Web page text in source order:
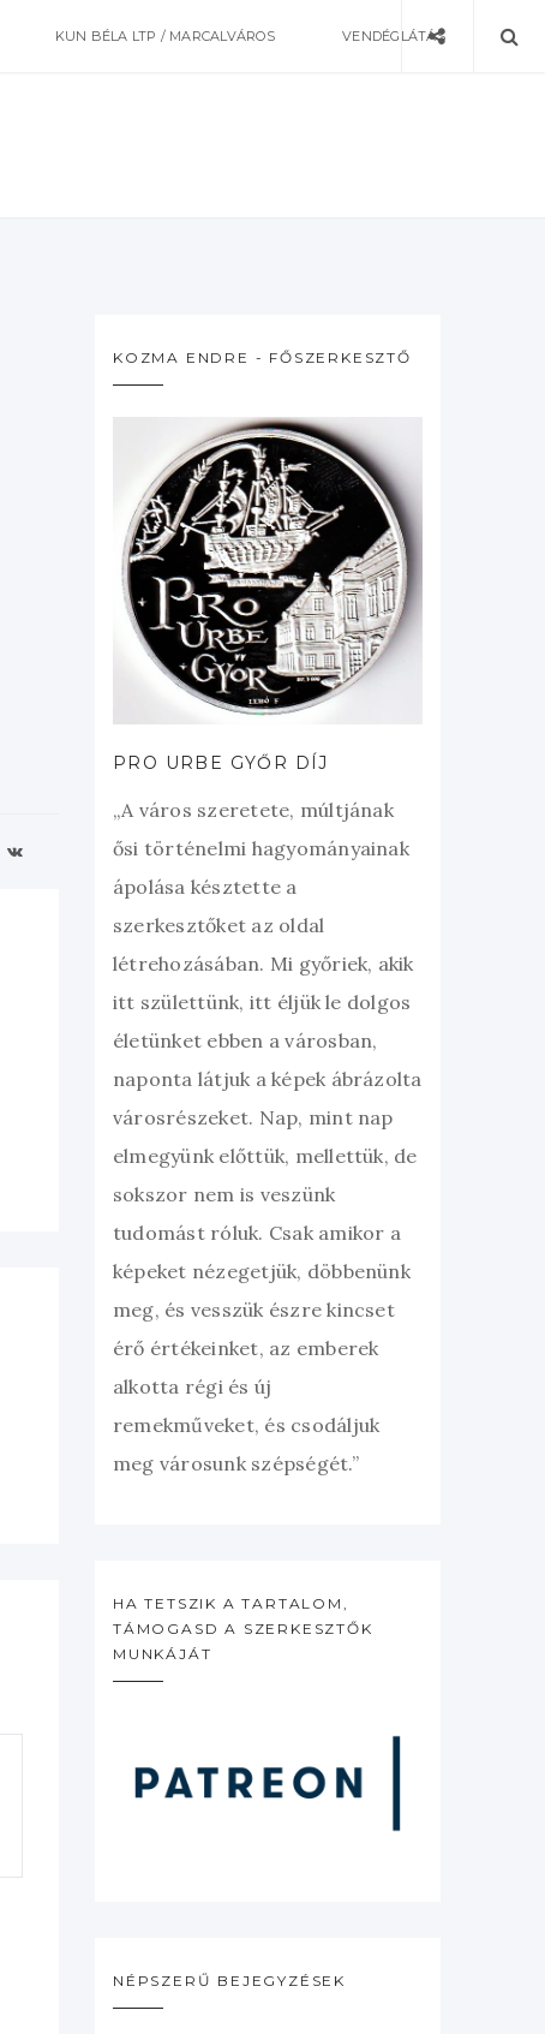
KUN BÉLA LTP / MARCALVÁROS VENDÉGLÁTÁS
KOZMA ENDRE - FŐSZERKESZTŐ
PRO URBE GYŐR DÍJ
„A város szeretete, múltjának
ősi történelmi hagyományainak
ápolása késztette a
szerkesztőket az oldal
létrehozásában. Mi győriek, akik
itt születtünk, itt éljük le dolgos
életünket ebben a városban,
naponta látjuk a képek ábrázolta
városrészeket. Nap, mint nap
elmegyünk előttük, mellettük, de
sokszor nem is veszünk
tudomást róluk. Csak amikor a
képeket nézegetjük, döbbenünk
meg, és vesszük észre kincset
érő értékeinket, az emberek
alkotta régi és új
remekműveket, és csodáljuk
meg városunk szépségét.”
HA TETSZIK A TARTALOM,
TÁMOGASD A SZERKESZTŐK
MUNKÁJÁT
NÉPSZERŰ BEJEGYZÉSEK